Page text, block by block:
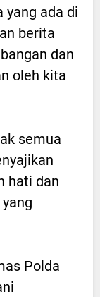
yang ada di
berita
dan
oleh kita
semua
hati dan
Polda